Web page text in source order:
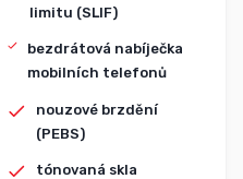
limitu (SLIF)
bezdrátová nabíječka
mobilních telefonů
nouzové brzdění
(PEBS)
tónovaná skla